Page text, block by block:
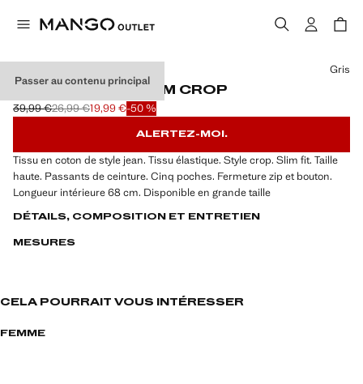
Passer au contenu principal
JEAN CLAUDIA SLIM CROP
Prix initial barré [39,99 € ]
39,99 €
Deuxième prix barré [26,99 € ]
26,99 €
Prix actuel [19,99 € ]19,99 €-50 %
Choisissez une couleur
Gris
ALERTEZ-MOI.
Tissu en coton de style jean. Tissu élastique. Style crop. Slim fit. Taille
haute. Passants de ceinture. Cinq poches. Fermeture zip et bouton.
Longueur intérieure 68 cm. Disponible en grande taille
DÉTAILS, COMPOSITION ET ENTRETIEN
MESURES
CELA POURRAIT VOUS INTÉRESSER
FEMME